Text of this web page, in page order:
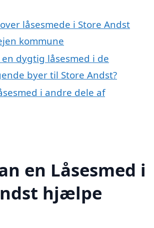
låsesmede i Store Andst
kommune
dygtig låsesmed i de
byer til Store Andst?
i andre dele af
en Låsesmed i
hjælpe